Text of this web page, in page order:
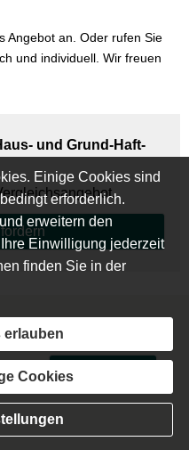
Angebot an. Oder rufen Sie
und individuell. Wir freuen
und Grund-Haft­
·Datenschutz
Cookies Vertrag widerrufen
Einige Cookies sind
erforderlich.
erweitern den
Einwilligung jederzeit
finden Sie in der
erlauben
Cookies